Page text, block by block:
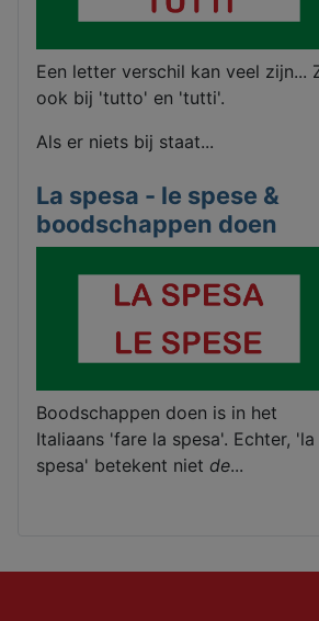
Een letter verschil kan veel zijn...
ook bij 'tutto' en 'tutti'.
Als er niets bij staat...
La spesa - le spese &
boodschappen doen
Boodschappen doen is in het
Italiaans 'fare la spesa'. Echter, 'la
spesa' betekent niet de...